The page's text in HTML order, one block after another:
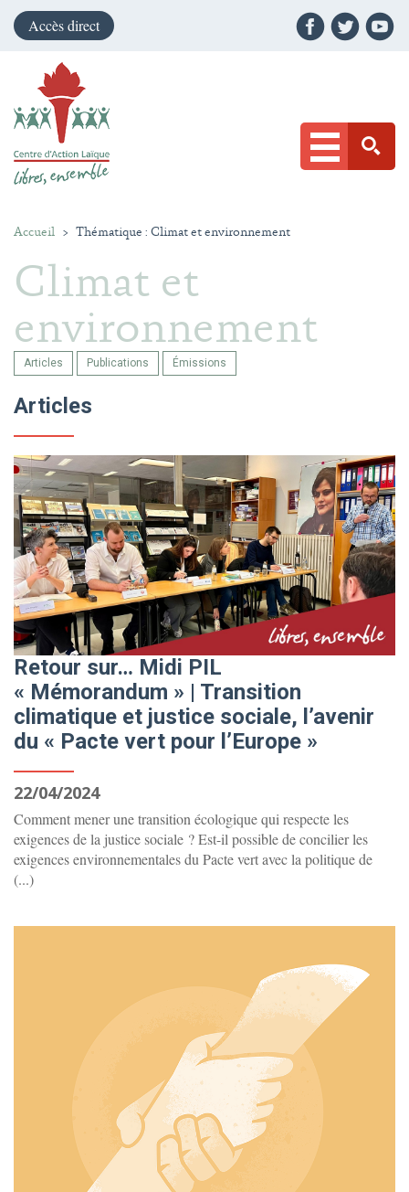
Accès direct
Accueil > Thématique : Climat et environnement
Climat et
environnement
Articles Publications Émissions
Articles
Retour sur… Midi PIL
« Mémorandum » | Transition
climatique et justice sociale, l’avenir
du « Pacte vert pour l’Europe »
22/04/2024
Comment mener une transition écologique qui respecte les
exigences de la justice sociale ? Est-il possible de concilier les
exigences environnementales du Pacte vert avec la politique de
(...)